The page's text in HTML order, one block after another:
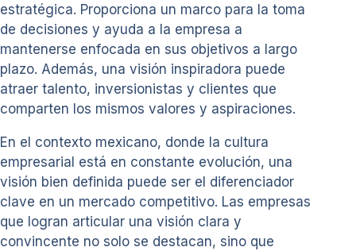
estratégica. Proporciona un marco para la toma
de decisiones y ayuda a la empresa a
mantenerse enfocada en sus objetivos a largo
plazo. Además, una visión inspiradora puede
atraer talento, inversionistas y clientes que
comparten los mismos valores y aspiraciones.
En el contexto mexicano, donde la cultura
empresarial está en constante evolución, una
visión bien definida puede ser el diferenciador
clave en un mercado competitivo. Las empresas
que logran articular una visión clara y
convincente no solo se destacan, sino que